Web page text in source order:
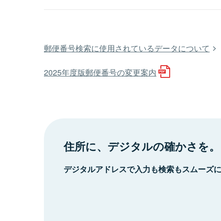
郵便番号検索に使用されているデータについて
2025年度版郵便番号の変更案内
住所に、デジタルの確かさを。
デジタルアドレスで入力も検索もスムーズ